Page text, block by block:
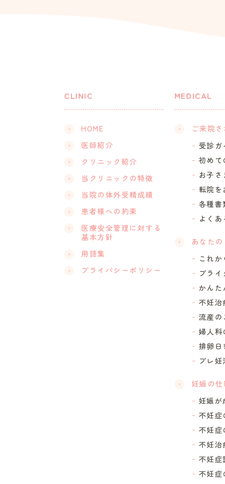
CLINIC
HOME
医師紹介
クリニック紹介
当クリニックの特徴
当院の体外受精成績
患者様への約束
医療安全管理に対する
基本方針
用語集
プライバシーポリシー
MEDICAL
ご来院
受診ガ
初めて
お子さ
転院を
各種書
よくあ
あなたの
これ
ブライ
かんた
不妊治
流産の
婦人科
排卵日
プレ妊
妊娠の
妊娠が
不妊症
不妊症
不妊治
不妊症
不妊症